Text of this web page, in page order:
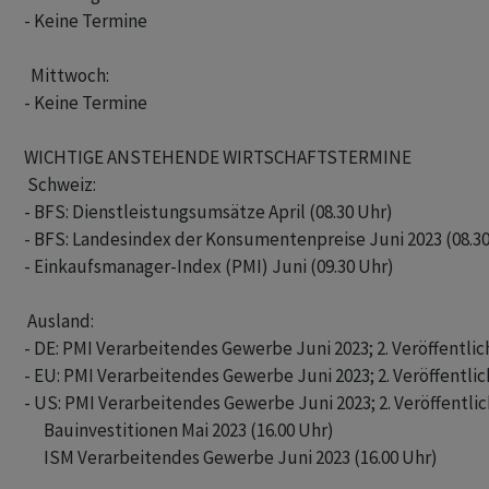
- Keine Termine
  Mittwoch:
- Keine Termine
WICHTIGE ANSTEHENDE WIRTSCHAFTSTERMINE
Schweiz:
- BFS: Dienstleistungsumsätze April (08.30 Uhr)
- BFS: Landesindex der Konsumentenpreise Juni 2023
- Einkaufsmanager-Index (PMI) Juni (09.30 Uhr)
Ausland:
- DE: PMI Verarbeitendes Gewerbe Juni 2023; 2.
- EU: PMI Verarbeitendes Gewerbe Juni 2023; 2.
- US: PMI Verarbeitendes Gewerbe Juni 2023; 2.
      Bauinvestitionen Mai 2023 (16.00 Uhr)
      ISM Verarbeitendes Gewerbe Juni 2023 (16.00 Uhr)